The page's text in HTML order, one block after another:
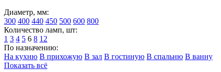
Диаметр, мм:
300 400 440 450 500 600 800
Количество ламп, шт:
1 3 4 5 6 8 12
По назначению:
На кухню В прихожую В зал В гостиную В спальню В ванну
Показать всё